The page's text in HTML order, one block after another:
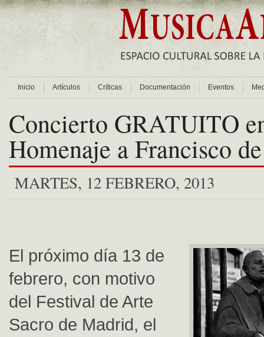
Inicio Artículos Críticas Documentación Eventos
Concierto GRATUITO
Homenaje a Francisco
MARTES, 12 FEBRERO, 2013
El próximo día 13 de
febrero, con motivo
del Festival de Arte
Sacro de Madrid, el